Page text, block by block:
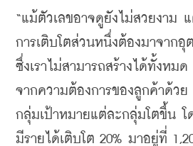
“แม้ตัวเลขอาจดูยังไม่สวยงาม
การเติบโตส่วนหนึ่งต้องมาจากอุ
ซึ่งเราไม่สามารถสร้างได้ทั้งหมด
จากความต้องการของลูกค้าด้วย
กลุ่มเป้าหมายแต่ละกลุ่มโตขึ้น
มีรายได้เติบโต 20% มาอยู่ที่